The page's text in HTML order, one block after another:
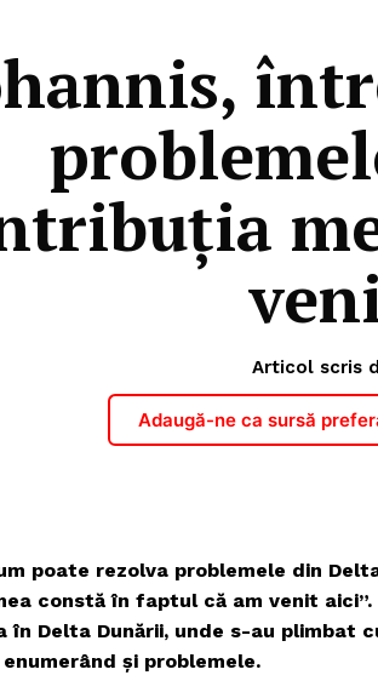
Articol scris
Adaugă-ne ca sursă
poate rezolva problemele din
constă în faptul că am venit
în Delta Dunării, unde s-au plimbat
și problemele.